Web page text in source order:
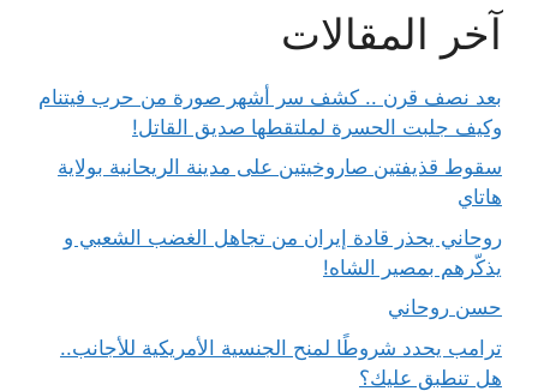
آخر المقالات
بعد نصف قرن .. كشف سر أشهر صورة من حرب فيتنام
وكيف جلبت الحسرة لملتقطها صديق القاتل!
سقوط قذيفتين صاروخيتين على مدينة الريحانية بولاية
هاتاي
روحاني يحذر قادة إيران من تجاهل الغضب الشعبي و
يذكّرهم بمصير الشاه!
حسن روحاني
ترامب يحدد شروطًا لمنح الجنسية الأمريكية للأجانب..
هل تنطبق عليك؟